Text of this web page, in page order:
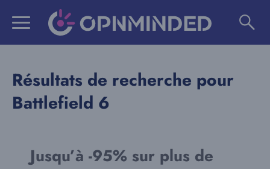
Résultats de recherche pour
Battlefield 6
Jusqu’à -95% sur plus de